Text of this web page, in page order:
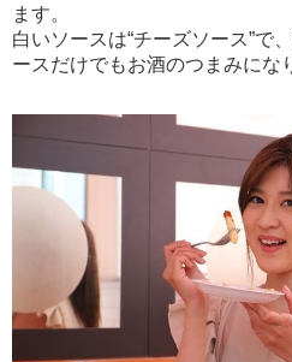
ます。
白いソースは“チーズソース”で
ースだけでもお酒のつまみにな